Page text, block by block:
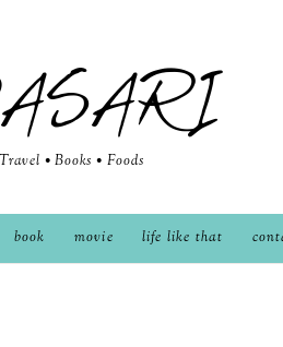
• Books • Foods
book movie life like that